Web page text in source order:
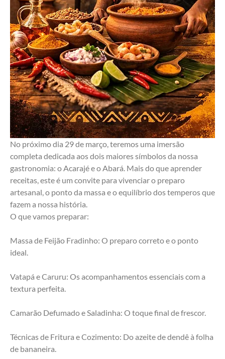
No próximo dia 29 de março, teremos uma imersão
completa dedicada aos dois maiores símbolos da nossa
gastronomia: o Acarajé e o Abará. Mais do que aprender
receitas, este é um convite para vivenciar o preparo
artesanal, o ponto da massa e o equilíbrio dos temperos que
fazem a nossa história.
O que vamos preparar:
Massa de Feijão Fradinho: O preparo correto e o ponto
ideal.
Vatapá e Caruru: Os acompanhamentos essenciais com a
textura perfeita.
Camarão Defumado e Saladinha: O toque final de frescor.
Técnicas de Fritura e Cozimento: Do azeite de dendê à folha
de bananeira.